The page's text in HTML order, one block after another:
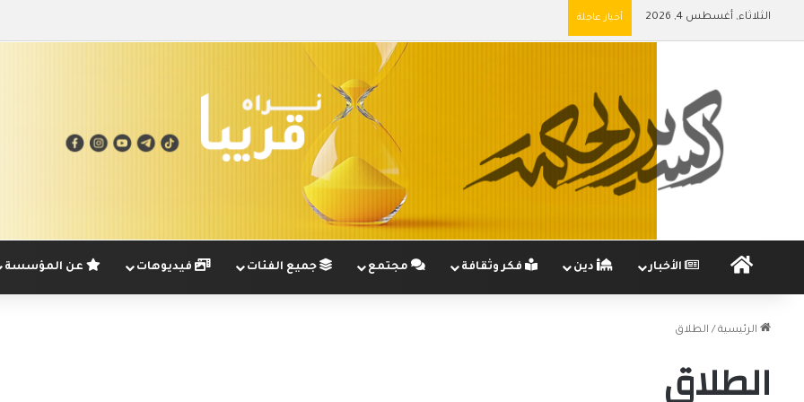
الثلاثاء, أغسطس 4, 2026 أخبار عاجلة
الرئيسيةالأخبار دين فكر وثقافة مجتمع جميع الفئات فيديوهات عن المؤسسة
الرئيسية / الطلاق
الطلاق